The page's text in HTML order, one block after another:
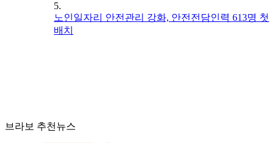
5.
노인일자리 안전관리 강화, 안전전담인력 613명 첫
배치
브라보 추천뉴스